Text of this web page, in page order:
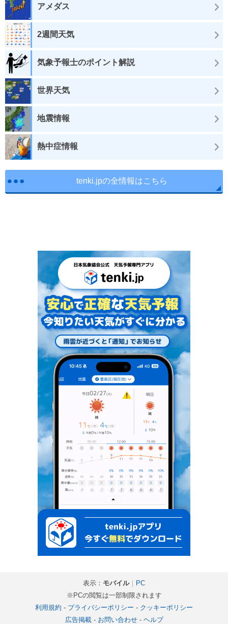
アメダス
2週間天気
気象予報士のポイント解説
世界天気
地震情報
熱中症情報
tenki.jpの全情報はこちら
表示： モバイル｜
PC
※PCの閲覧は一部制限されます
利用規約 - プライバシーポリシー - クッキーポリシー
広告掲載- お問い合わせ- ヘルプ